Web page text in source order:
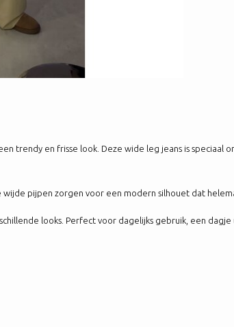
trendy en frisse look. Deze wide leg jeans is
pijpen zorgen voor een modern silhouet dat
looks. Perfect voor dagelijks gebruik, een dagje